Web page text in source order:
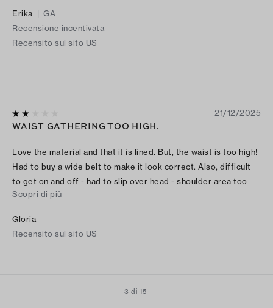
Erika | GA
Recensione incentivata
Recensito sul sito US
21/12/2025
WAIST GATHERING TOO HIGH.
Love the material and that it is lined. But, the waist is too high!
Had to buy a wide belt to make it look correct. Also, difficult
to get on and off - had to slip over head - shoulder area too
narrow to easily get off.
Scopri di più
Gloria
Recensito sul sito US
3 di 15